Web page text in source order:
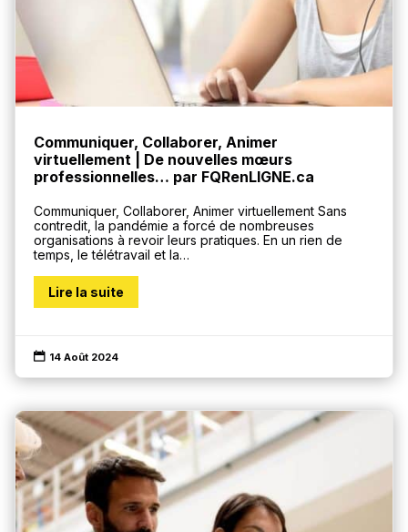
Communiquer, Collaborer, Animer
virtuellement | De nouvelles mœurs
professionnelles… par FQRenLIGNE.ca
Communiquer, Collaborer, Animer virtuellement Sans
contredit, la pandémie a forcé de nombreuses
organisations à revoir leurs pratiques. En un rien de
temps, le télétravail et la…
Lire la suite
 14 Août 2024